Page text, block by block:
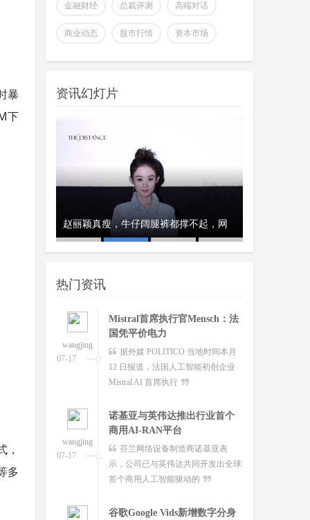
暴
下
，
多
金融财经 总裁评测 高端对话
商业动态 股市行情 资本市场
资讯幻灯片
赵丽颖真瘦，牛仔阔腿裤都撑不起，网
热门资讯
全球首个可变形个人机器人，
上纬新材今日官宣，全球首个可
登场。据介绍，上纬新
这个月会有多款国产重量级大模
型发布，除了DeepSeek V4正式版之
外，最受关注的当属月
澳大利亚将推出其人工智能标
准并在政府内设
澳大利亚联邦政府当地时间今日
07-17
wangjing
Mistral首席执行官Mensch：法
国凭平价电力
据外媒 POLITICO 当地时间本月
12 日报道，法国人工智能初创企业
Mistral AI 首席执行
07-17
wangjing
诺基亚与英伟达推出行业首个
商用AI-RAN平台
芬兰网络设备制造商诺基亚表
示，公司已与英伟达共同开发出全球
首个商用人工智能驱动的
谷歌Google Vids新增数字分身